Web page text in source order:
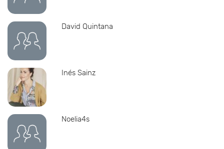
David Quintana
Inés Sainz
Noelia4s